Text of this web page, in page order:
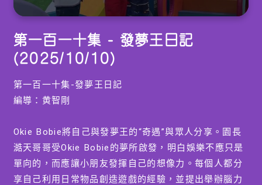
of
0
seconds
第一百一十集 - 發夢王日記
(2025/10/10)
第一百一十集-發夢王日記
編導：黄智剛
Okie Bobie將自己與發夢王的“奇遇”與眾人分享。園長
澔天哥哥受Okie Bobie的夢所啟發，明白娛樂不應只是
單向的，而應讓小朋友發揮自己的想像力。每個人都分
享自己利用日常物品創造遊戲的經驗，並提出舉辦腦力